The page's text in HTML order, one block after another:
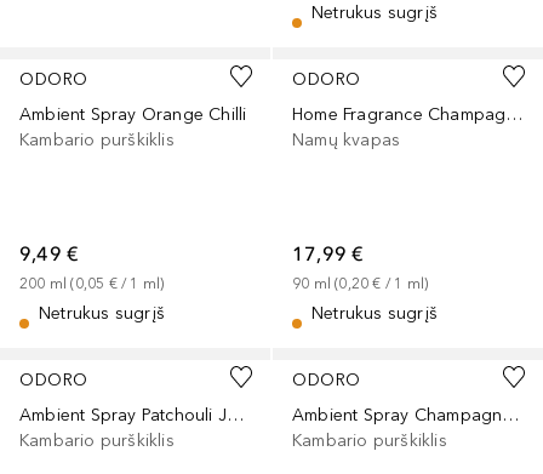
Netrukus sugrįš
ODORO
Ambient Spray Orange Chilli
Kambario purškiklis
9,49 €
200 ml (0,05 € / 1 ml)
Netrukus sugrįš
ODORO
Home Fragrance Champagne House
Namų kvapas
17,99 €
90 ml (0,20 € / 1 ml)
Netrukus sugrįš
ODORO
Ambient Spray Patchouli Jazz
Kambario purškiklis
ODORO
Ambient Spray Champagne House
Kambario purškiklis